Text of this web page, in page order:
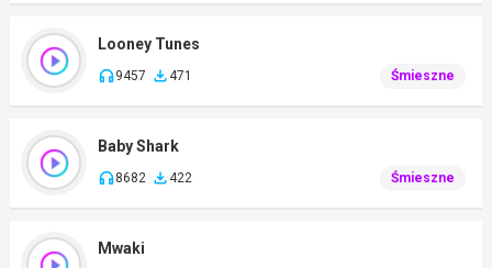
Looney Tunes
9457 471 Śmieszne
Baby Shark
8682 422 Śmieszne
Mwaki